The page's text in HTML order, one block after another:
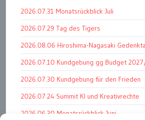
2026.07.31 Monatsrückblick Juli
2026.07.29 Tag des Tigers
2026.08.06 Hiroshima-Nagasaki
2026.07.10 Kundgebung gg Budget
2026.07.30 Kundgebung für den Frieden
2026.07.24 Summit KI und Kreativrechte
2026.06.30 Monatsrückblick Juni